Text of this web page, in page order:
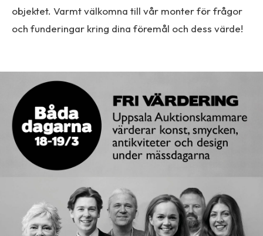
objektet. Varmt välkomna till vår monter för frågor
och funderingar kring dina föremål och dess värde!